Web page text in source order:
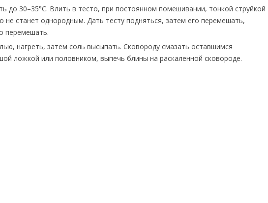
до 30–35°C. Влить в тесто, при постоянном помешивании, тонкой струйкой
станет однородным. Дать тесту подняться, затем его перемешать,
перемешать.
нагреть, затем соль высыпать. Сковороду смазать оставшимся
ложкой или половником, выпечь блины на раскаленной сковороде.